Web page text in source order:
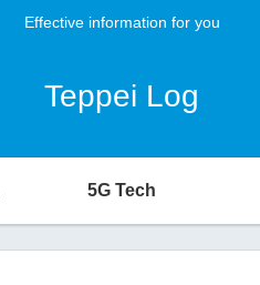
Effective information for you
Teppei Log
5G Tech